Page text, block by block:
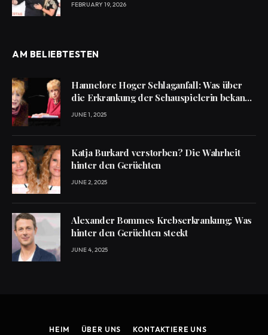
FEBRUARY 19, 2026
AM BELIEBTESTEN
Hannelore Hoger Schlaganfall: Was über
die Erkrankung der Schauspielerin bekannt
ist
JUNE 1, 2025
Katja Burkard verstorben? Die Wahrheit
hinter den Gerüchten
JUNE 2, 2025
Alexander Bommes Krebserkrankung: Was
hinter den Gerüchten steckt
JUNE 4, 2025
HEIM ÜBER UNS KONTAKTIERE UNS